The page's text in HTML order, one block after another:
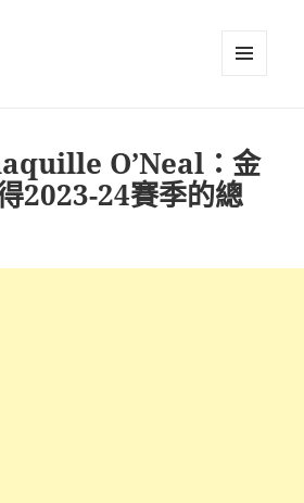
O’Neal：金
2023-24賽季的總